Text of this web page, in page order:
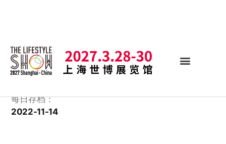
每日存档：
2022-11-14